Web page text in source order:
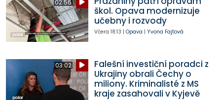
02:56
škol. Opava modernizuje
učebny i rozvody
Včera 18:13 | Opava | Yvona Fajtová
03:02
Falešní investiční poradci z
Ukrajiny obrali Čechy o
miliony. Kriminalisté z MS
kraje zasahovali v Kyjevě